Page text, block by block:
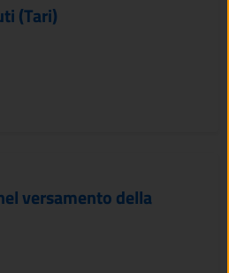
(Tari)
versamento della